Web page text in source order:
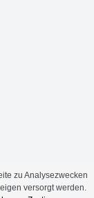
zu Analysezwecken
versorgt werden.